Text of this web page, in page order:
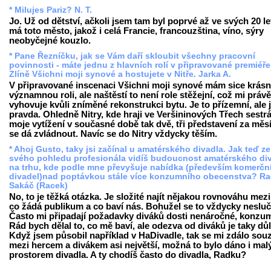
* Milujes Pariz? N. T.
Jo. Už od dětství, ačkoli jsem tam byl poprvé až ve svých 20
má toto město, jakož i celá Francie, francouzština, víno, sýry
neobyčejné kouzlo.
* Pane Řezníčku, jak se Vám daří skloubit všechny pracovní
povinnosti - máte jednu z hlavních rolí v připravované
Zlíně Všichni moji synové a hostujete v Nitře. Jarka A.
V připravované inscenaci Všichni moji synové mám sice
významnou roli, ale naštěstí to není role stěžejní, což mi právě
vyhovuje kvůli zníměné rekonstrukci bytu. Je to přízemní, ale
pravda. Ohledně Nitry, kde hraji ve Veršininových Třech
moje vytížení v současné době tak dvě, tři představení za
se dá zvládnout. Navíc se do Nitry vždycky těším.
* Ahoj Gusto, taky jsi začínal u amatérského divadla. Jak teď ze
svého pohledu profesionála vidíš budoucnost amatérského
na trhu, kde podle mne převyšuje nabídka (především
divadel)nad poptávkou stále více konzumního obecenstva?
Sakáč (Racek)
No, to je těžká otázka. Je složité najít nějakou rovnováhu
co žádá publikum a co baví nás. Bohužel se to vždycky
Často mi připadají požadavky diváků dosti nenáročné,
Rád bych dělal to, co mě baví, ale odezva od diváků je taky
Když jsem působil například v HaDivadle, tak se mi zdálo
mezi hercem a divákem asi největší, možná to bylo dáno i
prostorem divadla. A ty chodíš často do divadla, Radku?